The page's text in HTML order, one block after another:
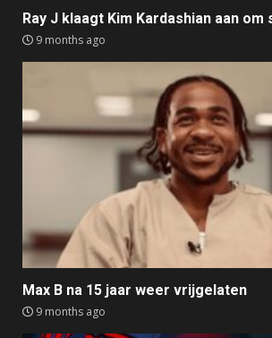
Ray J klaagt Kim Kardashian aan om
9 months ago
Max B na 15 jaar weer vrijgelaten
9 months ago